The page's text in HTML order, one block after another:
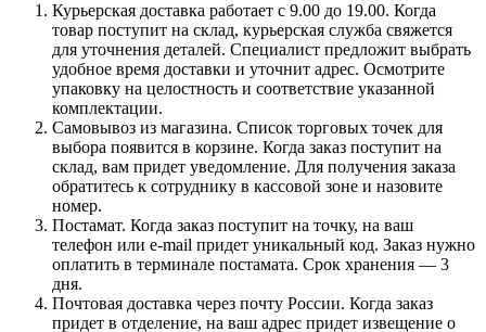
Курьерская доставка работает с 9.00 до 19.00. Когда
товар поступит на склад, курьерская служба свяжется
для уточнения деталей. Специалист предложит выбрать
удобное время доставки и уточнит адрес. Осмотрите
упаковку на целостность и соответствие указанной
комплектации.
Самовывоз из магазина. Список торговых точек для
выбора появится в корзине. Когда заказ поступит на
склад, вам придет уведомление. Для получения заказа
обратитесь к сотруднику в кассовой зоне и назовите
номер.
Постамат. Когда заказ поступит на точку, на ваш
телефон или e-mail придет уникальный код. Заказ нужно
оплатить в терминале постамата. Срок хранения — 3
дня.
Почтовая доставка через почту России. Когда заказ
придет в отделение, на ваш адрес придет извещение о